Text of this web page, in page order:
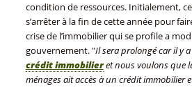
condition de ressources. Initialement,
s’arrêter à la fin de cette année pour
crise de l’immobilier qui se profile a
gouvernement. "Il sera prolongé car il y
crédit immobilieret nous voulons que
ménages ait accès à un crédit immobilier